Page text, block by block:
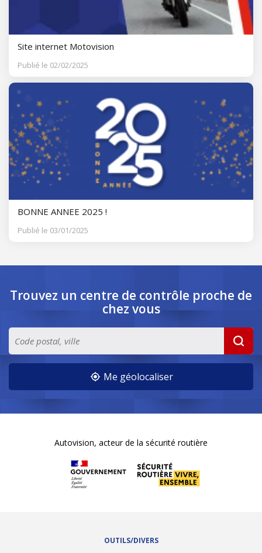
Site internet Motovision
Publié le 02/02/2025
BONNE ANNEE 2025 !
Publié le 03/01/2025
Trouvez un centre de contrôle proche de
chez vous
Me géolocaliser
Autovision, acteur de la sécurité routière
OUTILS/DIVERS